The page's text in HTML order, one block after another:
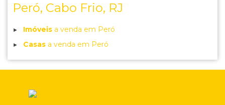
Peró, Cabo Frio, RJ
Imóveisa venda em Peró
Casasa venda em Peró